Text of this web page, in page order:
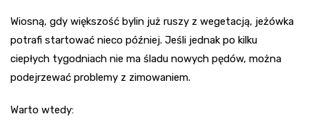
Wiosną, gdy większość bylin już ruszy z wegetacją, jeżówka
potrafi startować nieco później. Jeśli jednak po kilku
ciepłych tygodniach nie ma śladu nowych pędów, można
podejrzewać problemy z zimowaniem.
Warto wtedy: